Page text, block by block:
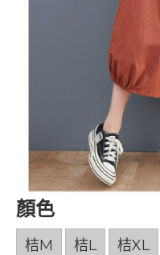
顏色
桔M 桔L 桔XL